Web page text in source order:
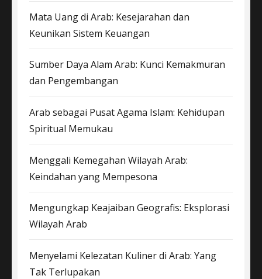
Mata Uang di Arab: Kesejarahan dan
Keunikan Sistem Keuangan
Sumber Daya Alam Arab: Kunci Kemakmuran
dan Pengembangan
Arab sebagai Pusat Agama Islam: Kehidupan
Spiritual Memukau
Menggali Kemegahan Wilayah Arab:
Keindahan yang Mempesona
Mengungkap Keajaiban Geografis: Eksplorasi
Wilayah Arab
Menyelami Kelezatan Kuliner di Arab: Yang
Tak Terlupakan